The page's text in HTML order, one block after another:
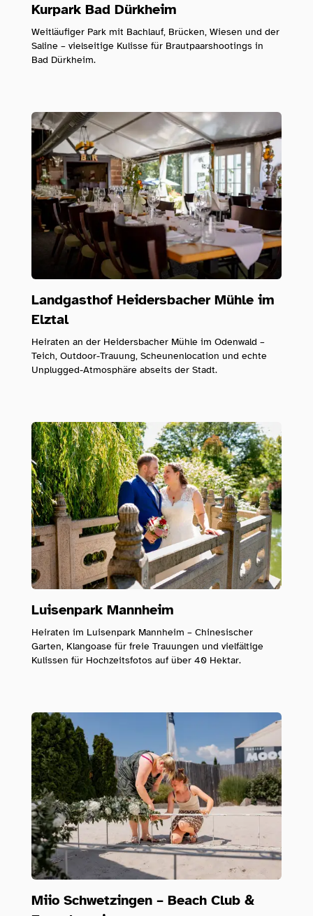
Kurpark Bad Dürkheim
Weitläufiger Park mit Bachlauf, Brücken, Wiesen und der
Saline – vielseitige Kulisse für Brautpaarshootings in
Bad Dürkheim.
Landgasthof Heidersbacher Mühle im
Elztal
Heiraten an der Heidersbacher Mühle im Odenwald –
Teich, Outdoor-Trauung, Scheunenlocation und echte
Unplugged-Atmosphäre abseits der Stadt.
Luisenpark Mannheim
Heiraten im Luisenpark Mannheim – Chinesischer
Garten, Klangoase für freie Trauungen und vielfältige
Kulissen für Hochzeitsfotos auf über 40 Hektar.
Miio Schwetzingen – Beach Club &